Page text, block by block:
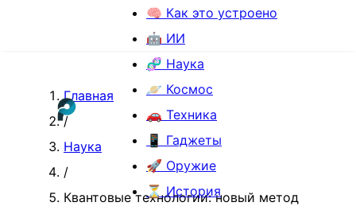
🧠 Как это устроено
🤖 ИИ
🧬 Наука
🪐 Космос
🚗 Техника
📱 Гаджеты
🚀 Оружие
⏳ История
Главная
/
Наука
/
Квантовые технологии: новый метод